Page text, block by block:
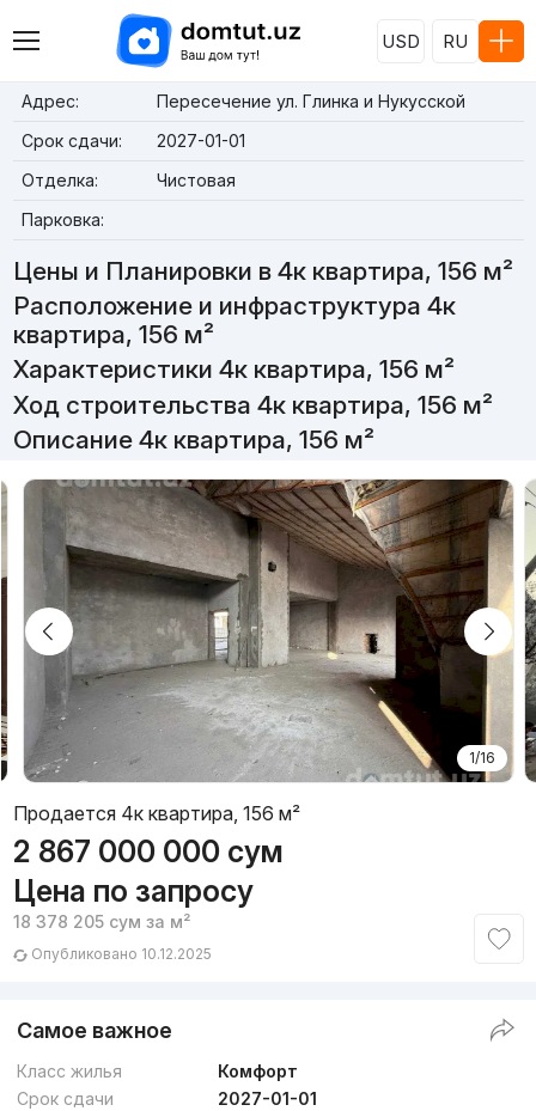
USD RU
Адрес:
Пересечение ул. Глинка и Нукусской
Срок сдачи:
2027-01-01
Отделка:
Чистовая
Парковка:
Цены и Планировки в 4к квартира, 156 м²
Расположение и инфраструктура 4к
квартира, 156 м²
Характеристики 4к квартира, 156 м²
Ход строительства 4к квартира, 156 м²
Описание 4к квартира, 156 м²
1/16
Продается 4к квартира, 156 м²
2 867 000 000 сум
Цена по запросу
18 378 205 сум за м²
Опубликовано 10.12.2025
Самое важное
Класс жилья
Комфорт
Срок сдачи
2027-01-01